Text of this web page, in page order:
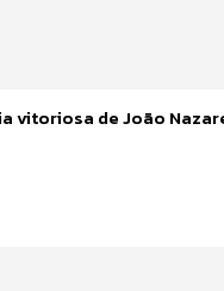
vitoriosa de João